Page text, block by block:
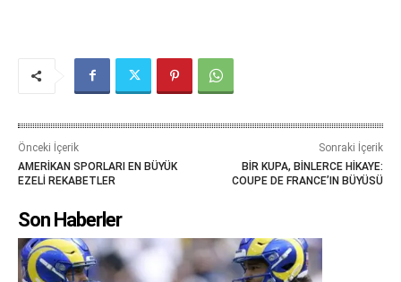
Önceki İçerik
AMERİKAN SPORLARI EN BÜYÜK
EZELİ REKABETLER
Sonraki İçerik
BİR KUPA, BİNLERCE HİKAYE:
COUPE DE FRANCE’IN BÜYÜSÜ
Son Haberler